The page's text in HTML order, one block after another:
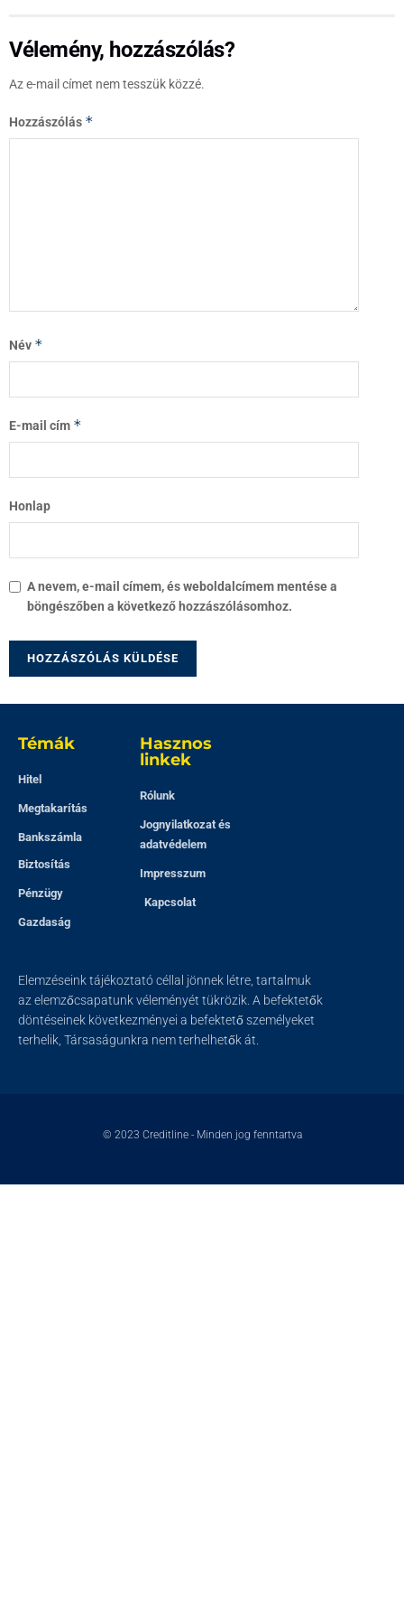
Vélemény, hozzászólás?
Az e-mail címet nem tesszük közzé.
Hozzászólás *
Név *
E-mail cím *
Honlap
A nevem, e-mail címem, és weboldalcímem mentése a
böngészőben a következő hozzászólásomhoz.
Témák
Hitel
Megtakarítás
Bankszámla
Biztosítás
Pénzügy
Gazdaság
Hasznos
linkek
Rólunk
Jognyilatkozat és
adatvédelem
Impresszum
Kapcsolat
Elemzéseink tájékoztató céllal jönnek létre, tartalmuk
az elemzőcsapatunk véleményét tükrözik. A befektetők
döntéseinek következményei a befektető személyeket
terhelik, Társaságunkra nem terhelhetők át.
© 2023 Creditline- Minden jog fenntartva